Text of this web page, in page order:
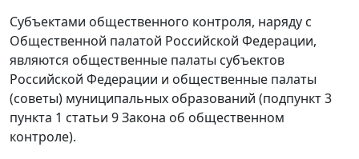
Субъектами общественного контроля, наряду с
Общественной палатой Российской Федерации,
являются общественные палаты субъектов
Российской Федерации и общественные палаты
(советы) муниципальных образований (подпункт 3
пункта 1 статьи 9 Закона об общественном
контроле).